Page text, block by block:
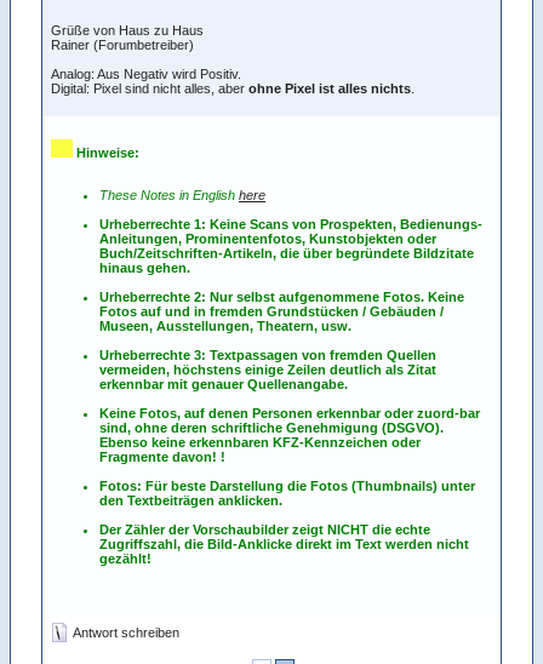
Grüße von Haus zu Haus
Rainer (Forumbetreiber)
Analog: Aus Negativ wird Positiv.
Digital: Pixel sind nicht alles, aber ohne Pixel ist alles nichts
Hinweise:
These Notes in English here
Urheberrechte 1: Keine Scans von Prospekten, Bedienungs-
Anleitungen, Prominentenfotos, Kunstobjekten oder
Buch/Zeitschriften-Artikeln, die über begründete Bildzitate
hinaus gehen.
Urheberrechte 2: Nur selbst aufgenommene Fotos. Keine
Fotos auf und in fremden Grundstücken / Gebäuden /
Museen, Ausstellungen, Theatern, usw.
Urheberrechte 3: Textpassagen von fremden Quellen
vermeiden, höchstens einige Zeilen deutlich als Zitat
erkennbar mit genauer Quellenangabe.
Keine Fotos, auf denen Personen erkennbar oder zuord-bar
sind, ohne deren schriftliche Genehmigung (DSGVO).
Ebenso keine erkennbaren KFZ-Kennzeichen oder
Fragmente davon! !
Fotos: Für beste Darstellung die Fotos (Thumbnails) unter
den Textbeiträgen anklicken.
Der Zähler der Vorschaubilder zeigt NICHT die echte
Zugriffszahl, die Bild-Anklicke direkt im Text werden nicht
gezählt!
Antwort schreiben